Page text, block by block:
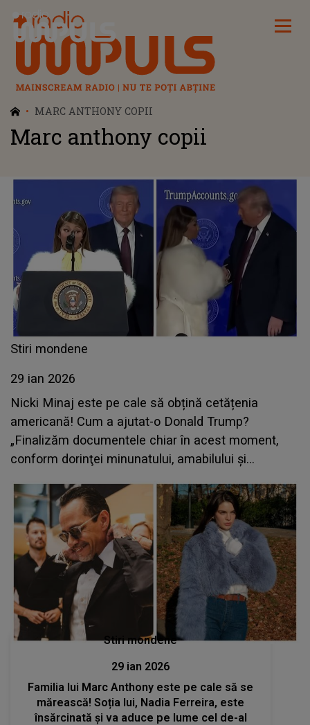
Radio Impuls
MARC ANTHONY COPII
Marc anthony copii
Stiri mondene
29 ian 2026
Nicki Minaj este pe cale să obțină cetățenia
americană! Cum a ajutat-o Donald Trump?
„Finalizăm documentele chiar în acest moment,
conform dorinţei minunatului, amabilului şi
Stiri mondene
29 ian 2026
Familia lui Marc Anthony este pe cale să se
mărească! Soția lui, Nadia Ferreira, este
însărcinată și va aduce pe lume cel de-al